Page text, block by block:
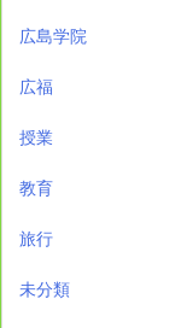
広島学院
広福
授業
教育
旅行
未分類